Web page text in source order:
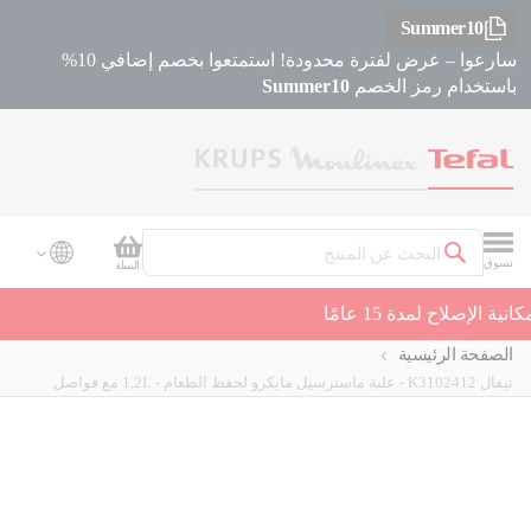
Summer10
سارعوا – عرض لفترة محدودة! استمتعوا بخصم إضافي 10%
باستخدام رمز الخصم Summer10
تسوق
بحث
سلة
السلة
الصفحة الرئيسية
تيفال K3102412 - علبة ماسترسيل مايكرو لحفظ الطعام - 1,2L مع فواصل